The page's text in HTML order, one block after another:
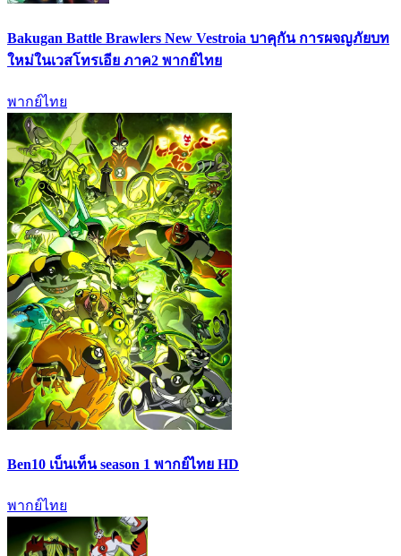
Bakugan Battle Brawlers New Vestroia บาคุกัน การผจญภัยบท
ใหม่ในเวสโทรเอีย ภาค2 พากย์ไทย
พากย์ไทย
Ben10 เบ็นเท็น season 1 พากย์ไทย HD
พากย์ไทย